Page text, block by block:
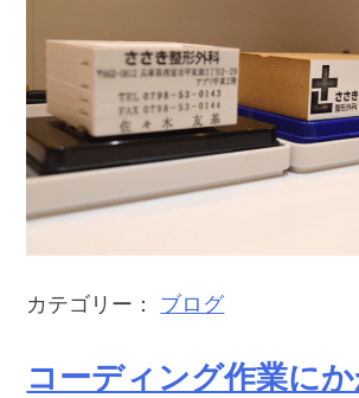
カテゴリー： ブログ
コーディング作業に